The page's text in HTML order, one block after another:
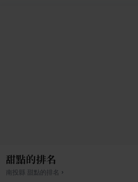
甜點的排名
南投縣 甜點的排名 ›